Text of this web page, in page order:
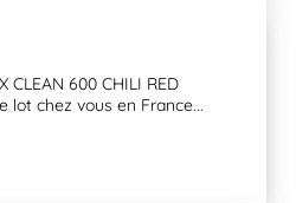
CLEAN 600 CHILI RED
lot chez vous en France...